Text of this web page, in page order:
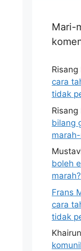
Mari-
Risang
cara
tidak
Risang
bilang
boleh
marah?
Frans
cara
tidak